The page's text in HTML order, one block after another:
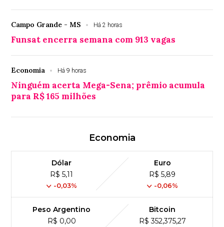
Campo Grande - MS Há 2 horas
Funsat encerra semana com 913 vagas
Economia Há 9 horas
Ninguém acerta Mega-Sena; prêmio acumula
para R$ 165 milhões
Economia
Dólar
R$ 5,11
-0,03%
Euro
R$ 5,89
-0,06%
Peso Argentino
R$ 0,00
Bitcoin
R$ 352,375,27